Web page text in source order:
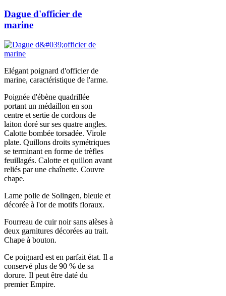
Dague d'officier de
marine
Elégant poignard d'officier de
marine, caractéristique de l'arme.
Poignée d'ébène quadrillée
portant un médaillon en son
centre et sertie de cordons de
laiton doré sur ses quatre angles.
Calotte bombée torsadée. Virole
plate. Quillons droits symétriques
se terminant en forme de trèfles
feuillagés. Calotte et quillon avant
reliés par une chaînette. Couvre
chape.
Lame polie de Solingen, bleuie et
décorée à l'or de motifs floraux.
Fourreau de cuir noir sans alèses à
deux garnitures décorées au trait.
Chape à bouton.
Ce poignard est en parfait état. Il a
conservé plus de 90 % de sa
dorure. Il peut être daté du
premier Empire.